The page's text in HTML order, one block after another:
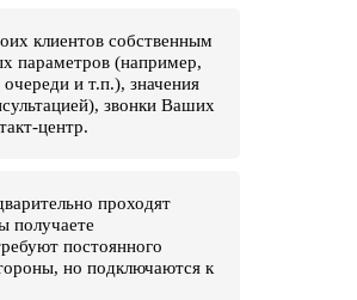
клиентов собственным
параметров (например,
и т.п.), значения
звонки Ваших
центр.
проходят
получаете
постоянного
но подключаются к